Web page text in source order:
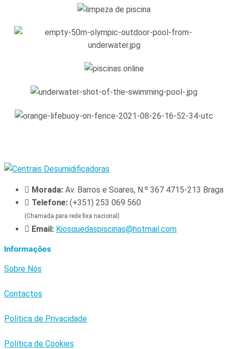
Morada: Av. Barros e Soares, N.º 367 4715-213 Braga
Telefone: (+351) 253 069 560
(Chamada para rede fixa nacional)
Email: Kiosquedaspiscinas@hotmail.com
Informações
Sobre Nós
Contactos
Política de Privacidade
Política de Cookies